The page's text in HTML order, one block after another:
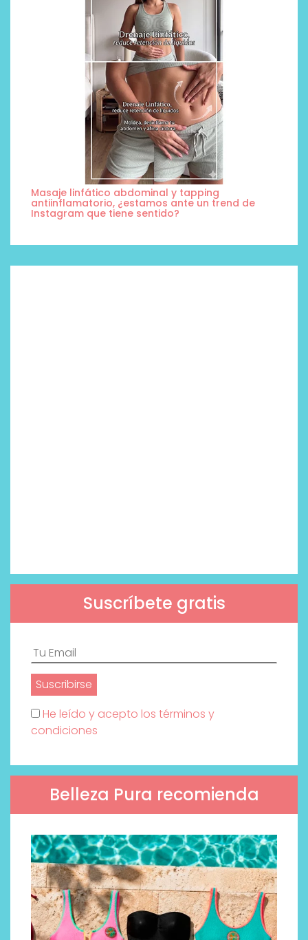
Masaje linfático abdominal y tapping
antiinflamatorio, ¿estamos ante un trend de
Instagram que tiene sentido?
Suscríbete gratis
He leído y acepto los términos y
condiciones
Belleza Pura recomienda